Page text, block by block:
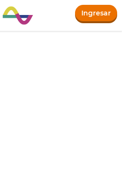
Ingresar